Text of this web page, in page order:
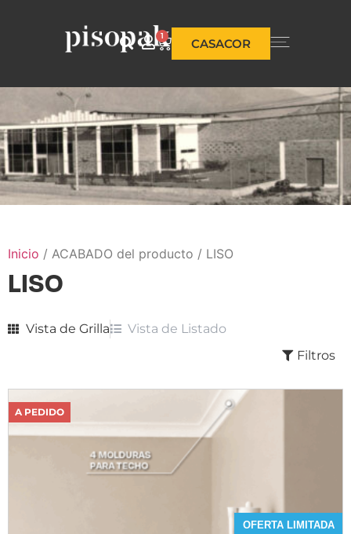
1
CASACOR
Inicio / ACABADO del producto / LISO
LISO
Vista de Grilla
Vista de Listado
Filtros
A PEDIDO
OFERTA LIMITADA